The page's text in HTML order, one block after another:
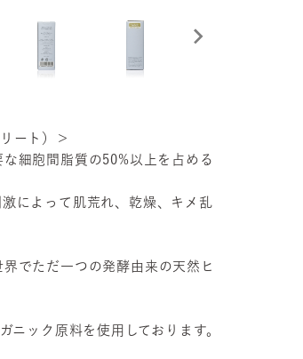
ート）＞
細胞間脂質の50%以上を占める
によって肌荒れ、乾燥、キメ乱
でただ一つの発酵由来の天然ヒ
ニック原料を使用しております。